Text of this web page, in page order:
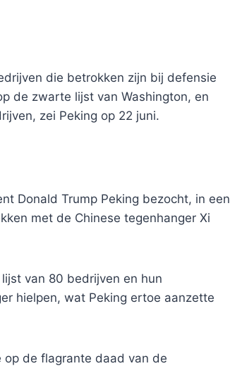
die betrokken zijn bij defensie
de zwarte lijst van Washington, en
zei Peking op 22 juni.
Donald Trump Peking bezocht, in een
met de Chinese tegenhanger Xi
van 80 bedrijven en hun
hielpen, wat Peking ertoe aanzette
op de flagrante daad van de